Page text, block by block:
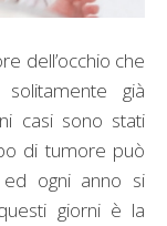
dell’occhio che
già
casi sono stati
di tumore può
ogni anno si
giorni è la